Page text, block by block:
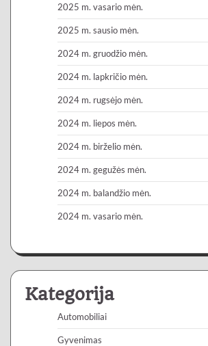
2025 m. vasario mėn.
2025 m. sausio mėn.
2024 m. gruodžio mėn.
2024 m. lapkričio mėn.
2024 m. rugsėjo mėn.
2024 m. liepos mėn.
2024 m. birželio mėn.
2024 m. gegužės mėn.
2024 m. balandžio mėn.
2024 m. vasario mėn.
Kategorija
Automobiliai
Gyvenimas